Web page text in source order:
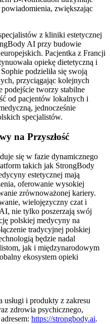
zwiększając
z kliniki estetycznej
AI przy budowie
Pacjentka z Francji
opiekę dietetyczną i
podzieliła się swoją
przyciągając kolejnych
podejście tworzy stabilne
od pacjentów lokalnych i
jednocześnie
specjalistów.
na Przyszłość
się w fazie dynamicznego
takich jak StrongBody
estetycznej mają
oferowanie wysokiej
zrównoważonej kariery.
wielojęzyczny czat i
nie tylko poszerzają swój
polskiej medycyny na
tradycyjnej polskiej
będzie nadal
jak i międzynarodowym
ekosystem opieki
usługi i produkty z zakresu
zdrowia psychicznego,
https://strongbody.ai.